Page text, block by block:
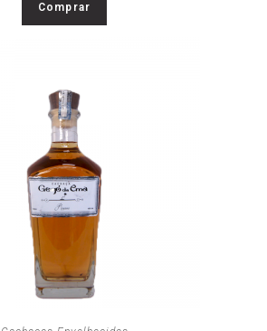
Comprar